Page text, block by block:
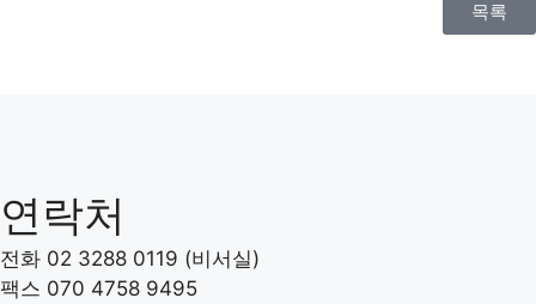
목록
연락처
전화 02 3288 0119 (비서실)
팩스 070 4758 9495